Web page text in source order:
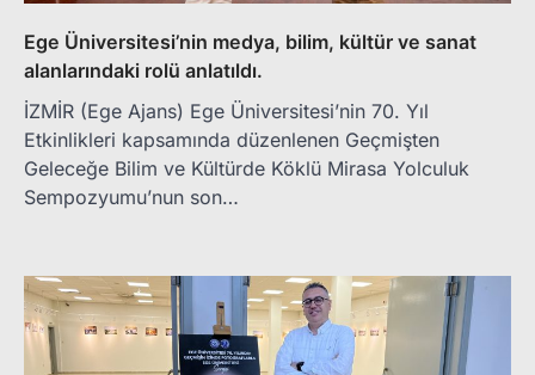
Ege Üniversitesi’nin medya, bilim, kültür ve sanat
alanlarındaki rolü anlatıldı.
İZMİR (Ege Ajans) Ege Üniversitesi’nin 70. Yıl
Etkinlikleri kapsamında düzenlenen Geçmişten
Geleceğe Bilim ve Kültürde Köklü Mirasa Yolculuk
Sempozyumu’nun son…